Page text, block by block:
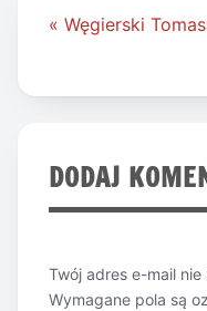
Nawigacja
« Węgierski
DODAJ
Twój adres e-mail
Wymagane pola są